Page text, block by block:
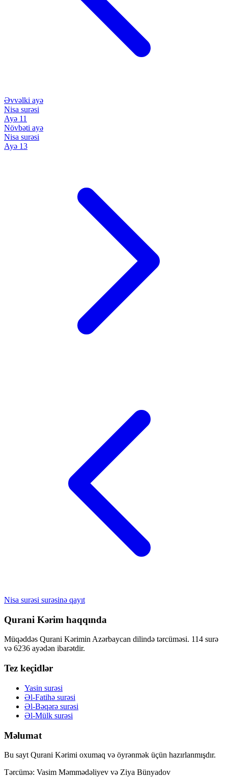
Əvvəlki ayə
Nisa surəsi
Ayə 11
Növbəti ayə
Nisa surəsi
Ayə 13
Nisa surəsi surəsinə qayıt
Qurani Kərim haqqında
Müqəddəs Qurani Kərimin Azərbaycan dilində tərcüməsi. 114 surə
və 6236 ayədən ibarətdir.
Tez keçidlər
Yasin surəsi
Əl-Fatihə surəsi
Əl-Bəqərə surəsi
Əl-Mülk surəsi
Məlumat
Bu sayt Qurani Kərimi oxumaq və öyrənmək üçün hazırlanmışdır.
Tərcümə: Vasim Məmmədəliyev və Ziya Bünyadov